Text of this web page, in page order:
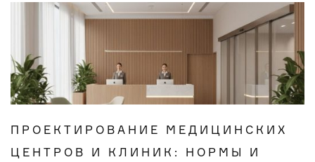
ПРОЕКТИРОВАНИЕ МЕДИЦИНСКИХ
ЦЕНТРОВ И КЛИНИК: НОРМЫ И